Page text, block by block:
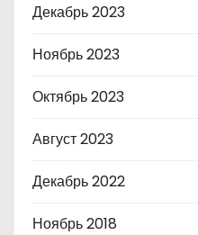
Декабрь 2023
Ноябрь 2023
Октябрь 2023
Август 2023
Декабрь 2022
Ноябрь 2018